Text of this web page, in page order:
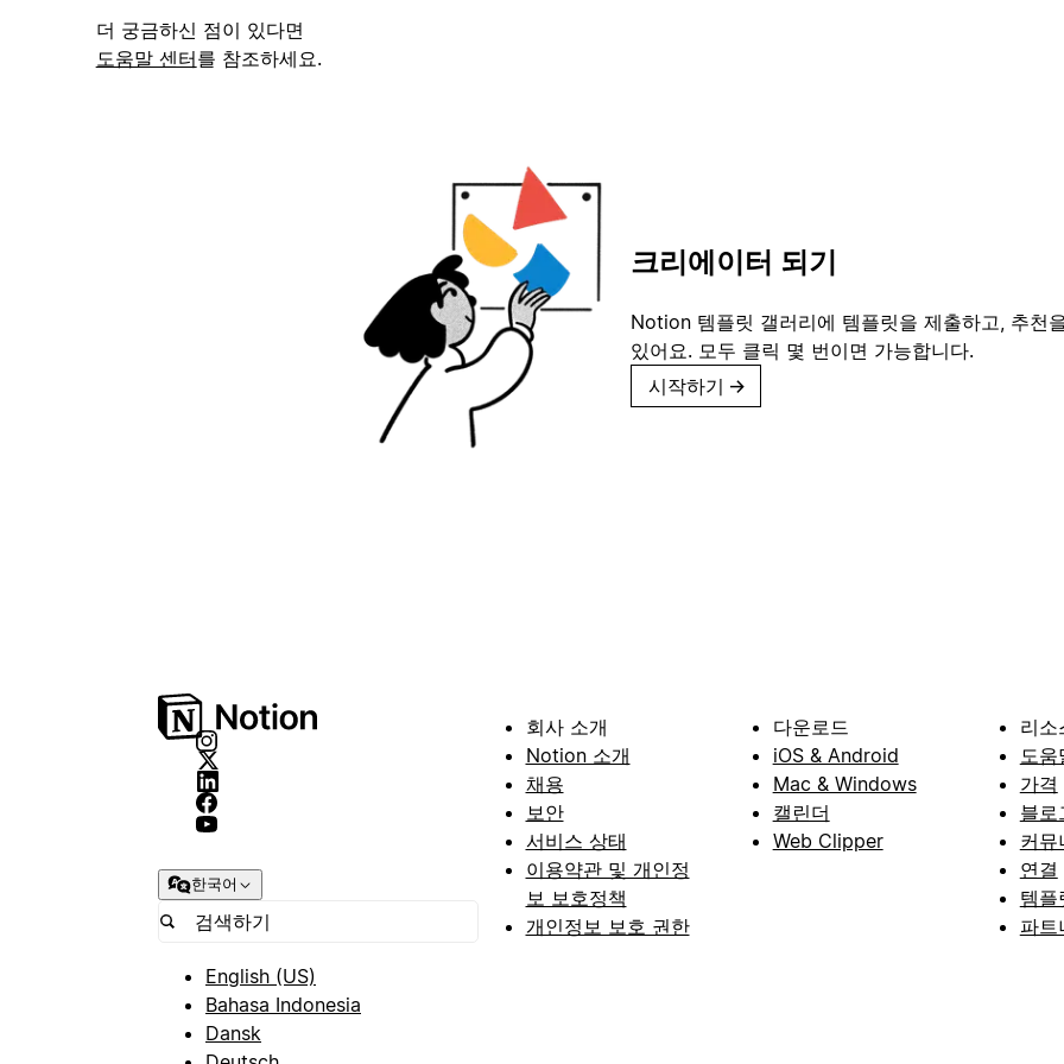
더 궁금하신 점이 있다면
도움말 센터를 참조하세요.
크리에이터 되기
Notion 템플릿 갤러리에 템플릿을 제출하고, 추천
있어요. 모두 클릭 몇 번이면 가능합니다.
시작하기 →
한국어
English (US)
Bahasa Indonesia
Dansk
회사 소개
Notion 소개
채용
보안
서비스 상태
이용약관 및 개인정
보 보호정책
개인정보 보호 권한
다운로드
iOS & Android
Mac & Windows
캘린더
Web Clipper
리소
도움
가격
블로
커뮤
연결
템플
파트